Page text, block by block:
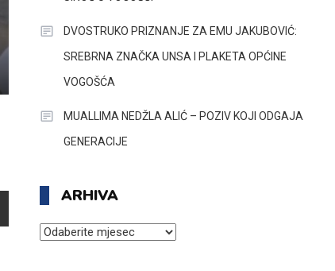
DVOSTRUKO PRIZNANJE ZA EMU JAKUBOVIĆ:
SREBRNA ZNAČKA UNSA I PLAKETA OPĆINE
VOGOŠĆA
MUALLIMA NEDŽLA ALIĆ – POZIV KOJI ODGAJA
GENERACIJE
ARHIVA
ARHIVA